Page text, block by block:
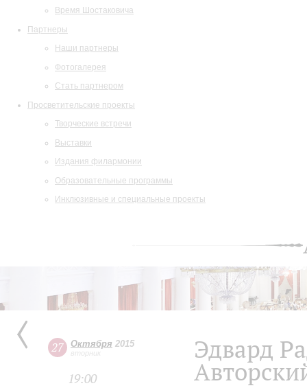
Время Шостаковича
Партнеры
Наши партнеры
Фотогалерея
Стать партнером
Просветительские проекты
Творческие встречи
Выставки
Издания филармонии
Образовательные программы
Инклюзивные и специальные проекты
27 Октября 2015
вторник
19:00
Эдвард